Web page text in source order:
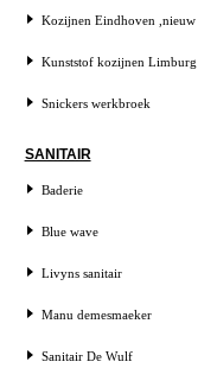
Kozijnen Eindhoven ,nieuw
Kunststof kozijnen Limburg
Snickers werkbroek
SANITAIR
Baderie
Blue wave
Livyns sanitair
Manu demesmaeker
Sanitair De Wulf